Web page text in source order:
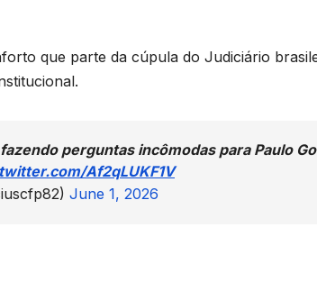
que parte da cúpula do Judiciário
fazendo perguntas incômodas para Paulo
Af2qLUKF1V
June 1, 2026